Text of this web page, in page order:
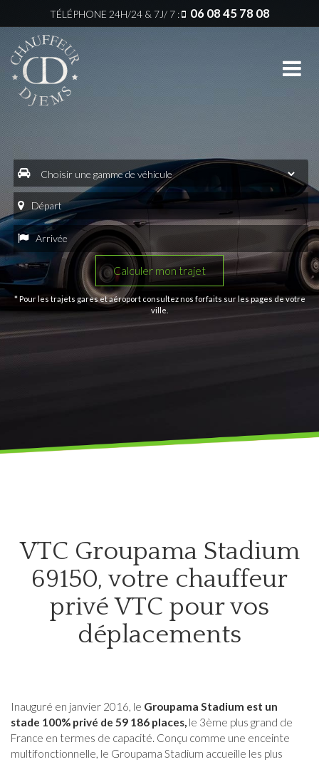
TÉLÉPHONE 24H/24 & 7J/ 7 : 06 08 45 78 08
principale
Accueil
Notre
société
La
Qualité
Véhicules
Zones
d’intervention
d’intervention
VTC
Bron
VTC
Chassieu
VTC
Décines-
Charpieu
VTC
Eurexpo
VTC
Genas
VTC
Parc
Technologique
Saint-
VTC
Vaulx-
Services
Gares
&
Aéroports
Événements
Conciergerie
Mariages
Entreprise
Stations
de
Ski
Blog
contacter
* Pour les trajets gares et aéroport consultez nos forfaits sur les pages de votre
ville.
VTC Groupama Stadium
69150, votre chauffeur
privé VTC pour vos
déplacements
Inauguré en janvier 2016, le Groupama Stadium est un
stade 100% privé de 59 186 places, le 3ème plus grand de
France en termes de capacité. Conçu comme une enceinte
multifonctionnelle, le Groupama Stadium accueille les plus